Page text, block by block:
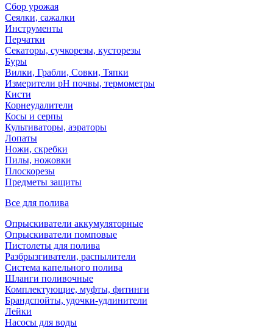
Сбор урожая
Сеялки, сажалки
Инструменты
Перчатки
Секаторы, сучкорезы, кусторезы
Буры
Вилки, Грабли, Совки, Тяпки
Измерители pH почвы, термометры
Кисти
Корнеудалители
Косы и серпы
Культиваторы, аэраторы
Лопаты
Ножи, скребки
Пилы, ножовки
Плоскорезы
Предметы защиты
Все для полива
Опрыскиватели аккумуляторные
Опрыскиватели помповые
Пистолеты для полива
Разбрызгиватели, распылители
Система капельного полива
Шланги поливочные
Комплектующие, муфты, фитинги
Брандспойты, удочки-удлинители
Лейки
Насосы для воды